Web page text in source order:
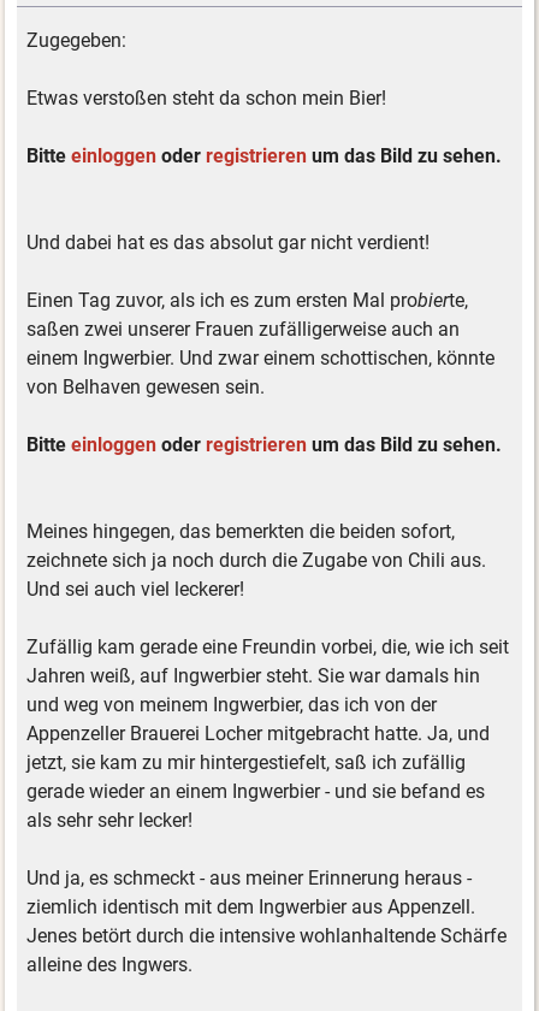
Zugegeben:
Etwas verstoßen steht da schon mein Bier!
Bitteeinloggen oderregistrieren um das Bild zu sehen.
Und dabei hat es das absolut gar nicht verdient!
Einen Tag zuvor, als ich es zum ersten Mal probierte,
saßen zwei unserer Frauen zufälligerweise auch an
einem Ingwerbier. Und zwar einem schottischen, könnte
von Belhaven gewesen sein.
Bitteeinloggen oderregistrieren um das Bild zu sehen.
Meines hingegen, das bemerkten die beiden sofort,
zeichnete sich ja noch durch die Zugabe von Chili aus.
Und sei auch viel leckerer!
Zufällig kam gerade eine Freundin vorbei, die, wie ich seit
Jahren weiß, auf Ingwerbier steht. Sie war damals hin
und weg von meinem Ingwerbier, das ich von der
Appenzeller Brauerei Locher mitgebracht hatte. Ja, und
jetzt, sie kam zu mir hintergestiefelt, saß ich zufällig
gerade wieder an einem Ingwerbier - und sie befand es
als sehr sehr lecker!
Und ja, es schmeckt - aus meiner Erinnerung heraus -
ziemlich identisch mit dem Ingwerbier aus Appenzell.
Jenes betört durch die intensive wohlanhaltende Schärfe
alleine des Ingwers.